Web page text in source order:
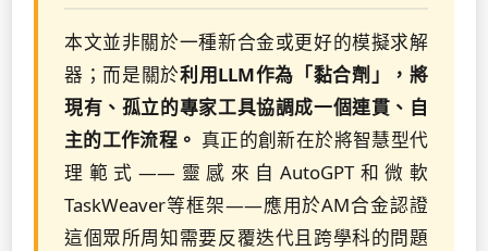
本文並非關於一種新合金或更好的模擬求解
器；而是關於利用LLM作為「黏合劑」，將
現有、孤立的專家工具協調成一個連貫、自
主的工作流程。 真正的創新在於將智慧型代
理範式——靈感來自AutoGPT和微軟
TaskWeaver等框架——應用於AM合金認證
這個眾所周知需要反覆迭代且跨學科的問題